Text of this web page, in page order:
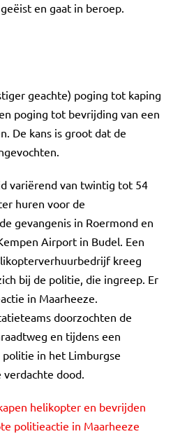
en gaat in beroep.
geachte) poging tot kaping
poging tot bevrijding van een
De kans is groot dat de
variërend van twintig tot 54
huren voor de
gevangenis in Roermond en
Airport in Budel. Een
kreeg
bij de politie, die ingreep. Er
in Maarheeze.
doorzochten de
en tijdens een
in het Limburgse
verdachte dood.
helikopter en bevrijden
politieactie in Maarheeze